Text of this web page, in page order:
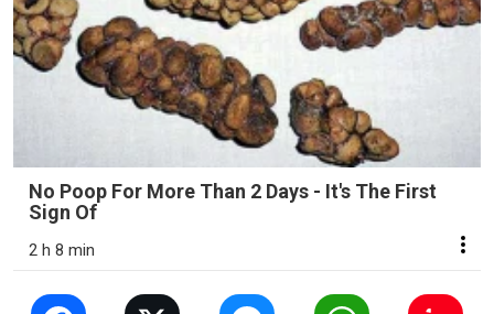
No Poop For More Than 2 Days - It's The First
Sign Of
2 h 8 min